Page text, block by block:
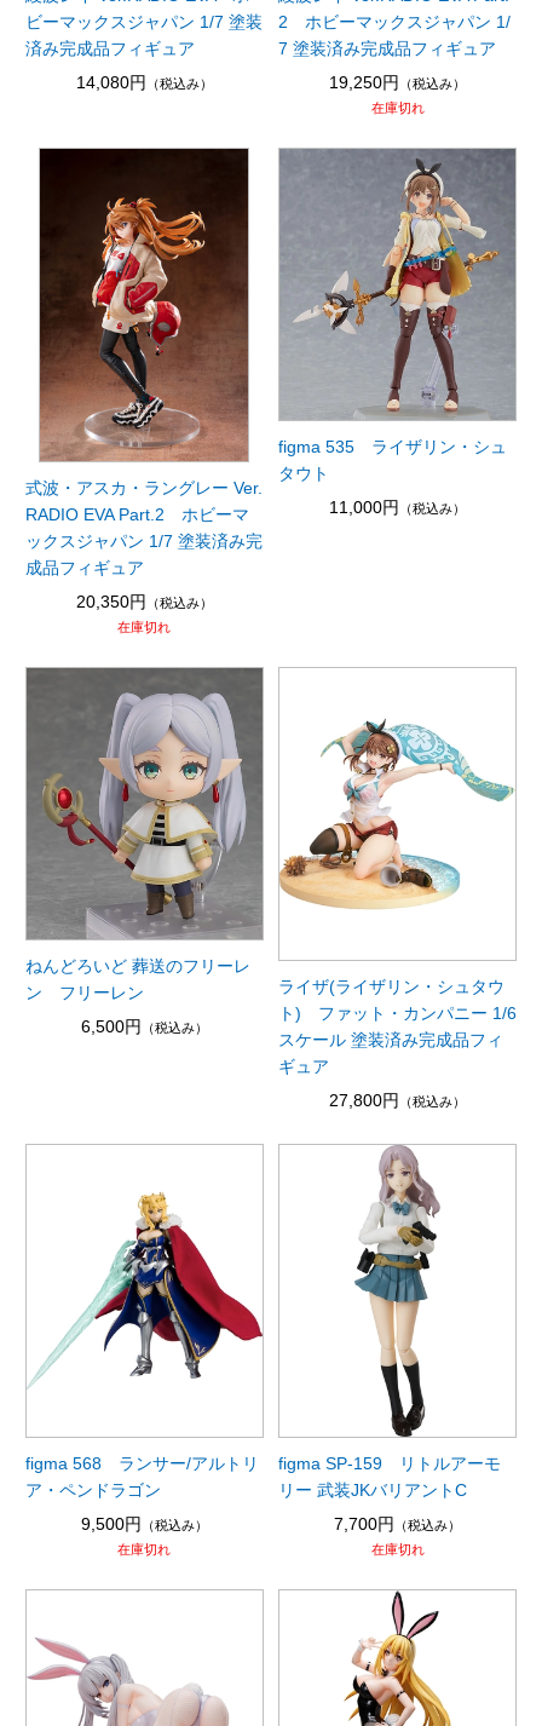
ビーマックスジャパン 1/7 塗装
済み完成品フィギュア
14,080円
（税込み）
2 ホビーマックスジャパン 1/
7 塗装済み完成品フィギュア
19,250円
（税込み）
在庫切れ
式波・アスカ・ラングレー Ver.
RADIO EVA Part.2 ホビーマ
ックスジャパン 1/7 塗装済み完
成品フィギュア
20,350円
（税込み）
在庫切れ
figma 535 ライザリン・シュ
タウト
11,000円
（税込み）
ねんどろいど 葬送のフリーレ
ン フリーレン
6,500円 （税込み）
ライザ(ライザリン・シュタウ
ト) ファット・カンパニー 1/6
スケール 塗装済み完成品フィ
ギュア
27,800円
（税込み）
figma 568 ランサー/アルトリ
ア・ペンドラゴン
9,500円
（税込み）
在庫切れ
figma SP-159 リトルアーモ
リー 武装JKバリアントC
7,700円
（税込み）
在庫切れ